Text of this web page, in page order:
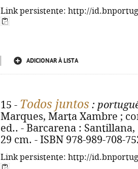
Link persistente: http://
ADICIONAR À LISTA
15 - Todos juntos :
Marques, Marta Xambre ;
ed.. - Barcarena :
29 cm. - ISBN 978-989-708-
Link persistente: http://